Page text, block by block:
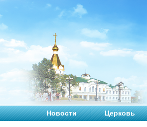
Новости Церковь